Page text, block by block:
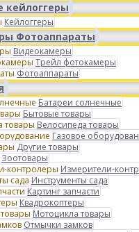
кейлоггеры
Кейлоггеры
Фотоаппараты
Видеокамеры
Трейл фотокамеры
Фотоаппараты
Батареи солнечные
Бытовые товары
Велосипеда товары
Газовое
Другие товары
Зоотовары
Измерители-
Инструменты сада
Картинг запчасти
Квадрокоптеры
Мотоцикла товары
Отмычки замков